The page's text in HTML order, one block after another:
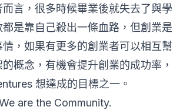
言，很多時候畢業後就失去了與學
是靠自己殺出一條血路，但創業是
，如果有更多的創業者可以相互幫
概念，有機會提升創業的成功率，
想達成的目標之一。
are the Community.